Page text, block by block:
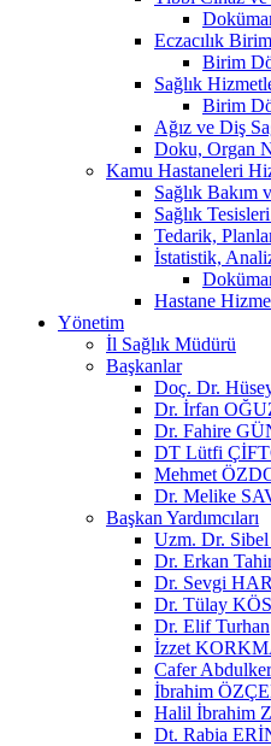
Eczacılık
Birim
Sağlık
Birim
Ağız ve Diş
Doku, Organ
Kamu Hastaneleri
Sağlık Bakım
Sağlık
Tedarik,
İstatistik,
Hastane
Yönetim
İl Sağlık Müdürü
Başkanlar
Doç. Dr.
Dr. İrfan
Dr. Fahire
DT Lütfi
Mehmet
Dr. Melike
Başkan Yardımcıları
Uzm. Dr.
Dr. Erkan
Dr. Sevgi
Dr. Tülay
Dr. Elif Turhan
İzzet
Cafer
İbrahim
Halil İbrahim
Dt. Rabia